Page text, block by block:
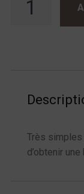
Très simples
d’obtenir